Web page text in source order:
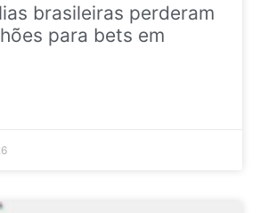
brasileiras perderam
para bets em